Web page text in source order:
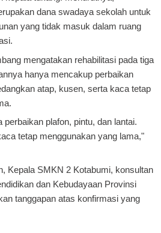
dana swadaya sekolah untuk
yang tidak masuk dalam ruang
mengatakan rehabilitasi pada tiga
hanya mencakup perbaikan
atap, kusen, serta kaca tetap
plafon, pintu, dan lantai.
tetap menggunakan yang lama,"
Kepala SMKN 2 Kotabumi, konsultan
dan Kebudayaan Provinsi
tanggapan atas konfirmasi yang